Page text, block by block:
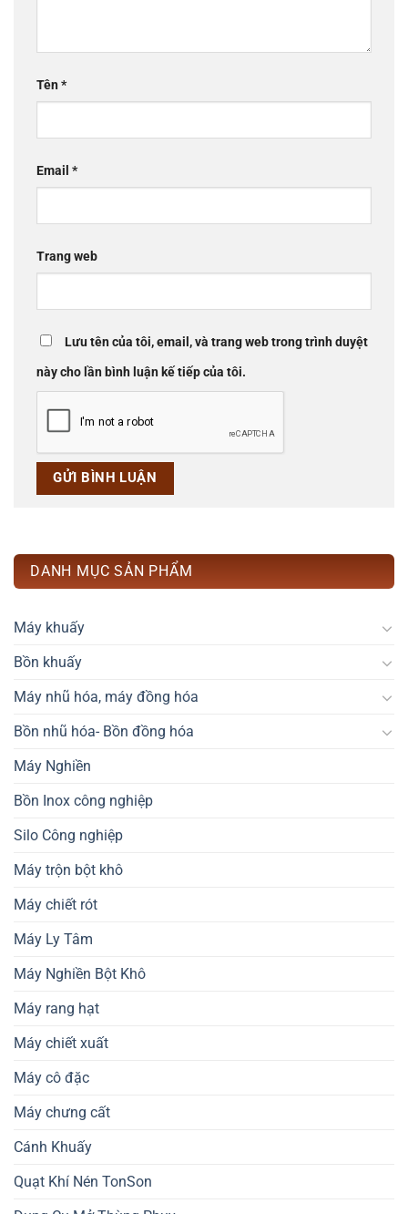
Tên*
Email *
Trang web
Lưu tên của tôi, email, và trang web trong trình duyệt
này cho lần bình luận kế tiếp của tôi.
DANH MỤC SẢN PHẨM
Máy khuấy
Bồn khuấy
Máy nhũ hóa, máy đồng hóa
Bồn nhũ hóa- Bồn đồng hóa
Máy Nghiền
Bồn Inox công nghiệp
Silo Công nghiệp
Máy trộn bột khô
Máy chiết rót
Máy Ly Tâm
Máy Nghiền Bột Khô
Máy rang hạt
Máy chiết xuất
Máy cô đặc
Máy chưng cất
Cánh Khuấy
Quạt Khí Nén TonSon